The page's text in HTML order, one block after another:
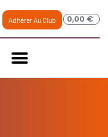
Adhérer Au Club 0,00 €